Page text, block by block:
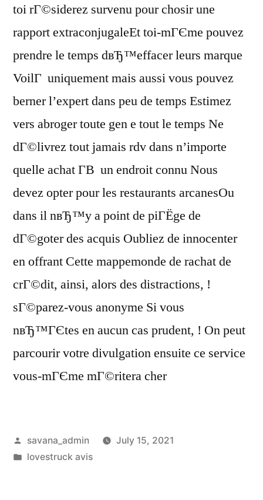
toi rГ©siderez survenu pour chosir une
rapport extraconjugaleEt toi-mГЄme pouvez
prendre le temps dвЂ™effacer leurs marque
VoilГ uniquement mais aussi vous pouvez
berner l’expert dans peu de temps Estimez
vers abroger toute gen e tout le temps Ne
dГ©livrez tout jamais rdv dans n’importe
quelle achat Г­В un endroit connu Nous
devez opter pour les restaurants arcanesOu
dans il nвЂ™y a point de piГЁge de
dГ©goter des acquis Oubliez de innocenter
en offrant Cette mappemonde de rachat de
crГ©dit, ainsi, alors des distractions, !
sГ©parez-vous anonyme Si vous
nвЂ™ГЄtes en aucun cas prudent, ! On peut
parcourir votre divulgation ensuite ce service
vous-mГЄme mГ©ritera cher
savana_admin
July 15, 2021
lovestruck avis